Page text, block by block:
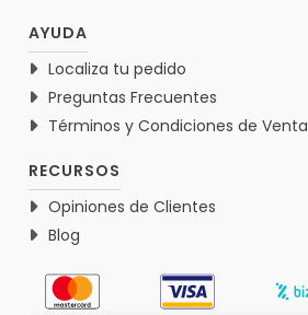
AYUDA
Localiza tu pedido
Preguntas Frecuentes
Términos y Condiciones de Venta
RECURSOS
Opiniones de Clientes
Blog